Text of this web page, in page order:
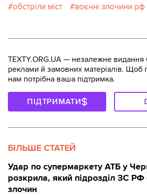
обстріли міст воєнні злочини рф
TEXTY.ORG.UA — незалежне видання
реклами й замовних матеріалів. Щоб
нам потрібна ваша підтримка.
ПІДТРИМАТИ
БІЛЬШЕ СТАТЕЙ
Удар по супермаркету АТБ у
розкрила, який підрозділ ЗС РФ
злочин